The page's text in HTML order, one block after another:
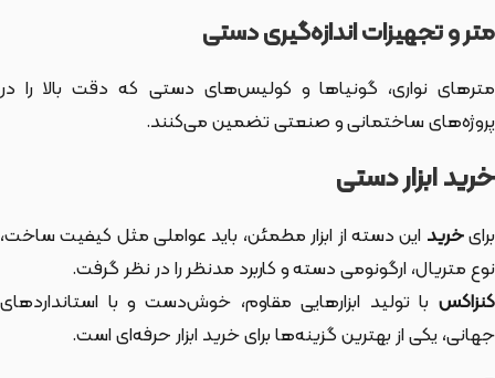
متر و تجهیزات اندازه‌گیری دستی
مترهای نواری، گونیاها و کولیس‌های دستی که دقت بالا را در
پروژه‌های ساختمانی و صنعتی تضمین می‌کنند.
خرید ابزار دستی
برایخرید این دسته از ابزارمطمئن، باید عواملی مثل کیفیت ساخت،
نوع متریال، ارگونومی دسته و کاربرد مدنظر را در نظر گرفت.
کنزاکس با تولید ابزارهایی مقاوم، خوش‌دست و با استانداردهای
جهانی، یکی از بهترین گزینه‌ها برای خرید ابزار حرفه‌ای است.